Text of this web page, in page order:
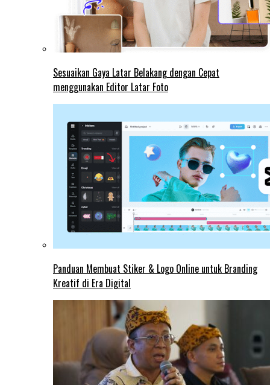
Sesuaikan Gaya Latar Belakang dengan Cepat
menggunakan Editor Latar Foto
Panduan Membuat Stiker & Logo Online untuk Branding
Kreatif di Era Digital